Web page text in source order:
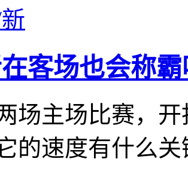
新
客场也会称霸
场主场比赛，
的速度有什么